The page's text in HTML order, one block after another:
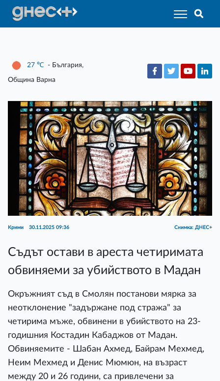
27 ℃ - България,
Община Варна
Крими 30.11.2025 09:36 Снимка: ДНЕС+
Съдът остави в ареста четиримата
обвиняеми за убийството в Мадан
Окръжният съд в Смолян постанови мярка за
неотклонение "задържане под стража" за
четирима мъже, обвинени в убийството на 23-
годишния Костадин Кабаджов от Мадан.
Обвиняемите - Шабан Ахмед, Байрам Мехмед,
Неим Мехмед и Денис Мюмюн, на възраст
между 20 и 26 години, са привлечени за